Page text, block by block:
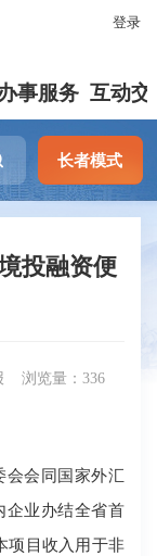
登录
事服务 互动交
长者模式
投融资便
浏览量：336
会同国家外汇
企业办结全省首
项目收入用于非